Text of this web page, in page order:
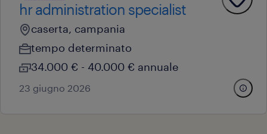
hr administration specialist
caserta, campania
tempo determinato
34.000 € - 40.000 € annuale
23 giugno 2026